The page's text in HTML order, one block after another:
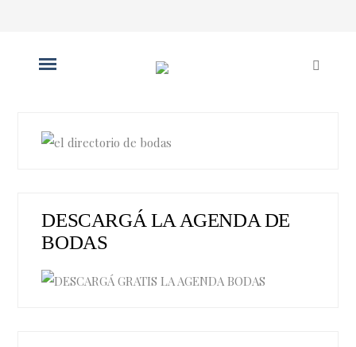
DESCARGÁ LA AGENDA DE
BODAS